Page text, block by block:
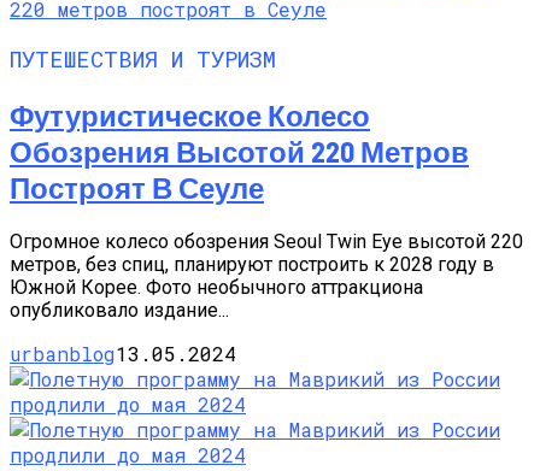
ПУТЕШЕСТВИЯ И ТУРИЗМ
Футуристическое Колесо
Обозрения Высотой 220 Метров
Построят В Сеуле
Огромное колесо обозрения Seoul Twin Eye высотой 220
метров, без спиц, планируют построить к 2028 году в
Южной Корее. Фото необычного аттракциона
опубликовало издание...
urbanblog13.05.2024